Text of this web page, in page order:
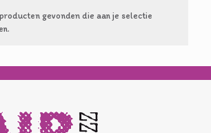
gevonden die aan je selectie